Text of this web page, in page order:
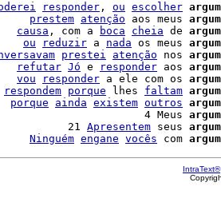
responder , ou escolher
prestem atenção aos meus
causa , com a boca cheia de
ou reduzir a nada os meus
prestei atenção nos
refutar Jó e responder aos
vou responder a ele com os
respondem porque lhes faltam
porque ainda existem outros
4 Meus
21 Apresentem seus
Ninguém engane vocês com
IntraText®